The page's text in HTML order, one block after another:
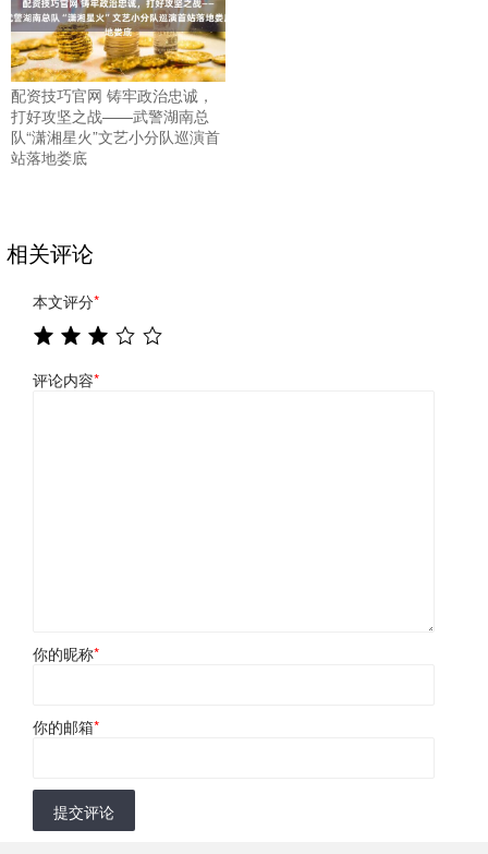
配资技巧官网 铸牢政治忠诚，
打好攻坚之战——武警湖南总
队“潇湘星火”文艺小分队巡演首
站落地娄底
相关评论
本文评分*
评论内容*
你的昵称*
你的邮箱*
提交评论